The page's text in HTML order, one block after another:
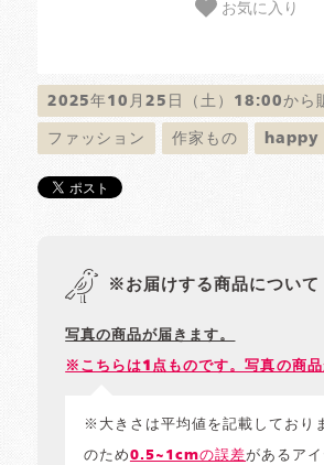
お気に入り
2025年10月25日（土）18:00から
ファッション 作家もの happy
※お届けする商品について
写真の商品が届きます。
※こちらは1点ものです。写真の商品
※大きさは平均値を記載しており
のため0.5~1cmの誤差があるア